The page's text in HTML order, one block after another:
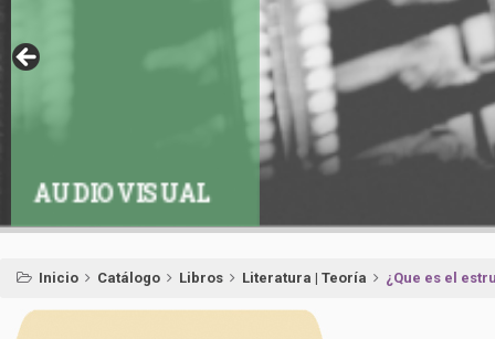
AUDIOVISUAL
Inicio Catálogo Libros Literatura | Teoría ¿Que es el